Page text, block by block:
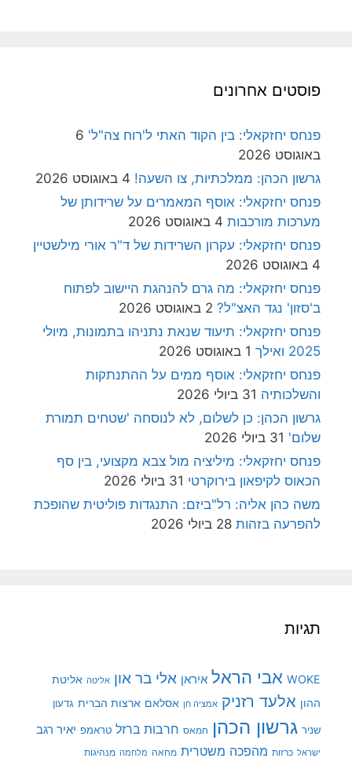
פוסטים אחרונים
פנחס יחזקאלי: בין הקוד האתי ל'רוח צה"ל' 6
באוגוסט 2026
גרשון הכהן: ממלכתיות, צו השעה! 4 באוגוסט 2026
פנחס יחזקאלי: אוסף המאמרים על שרידותן של
מערכות מורכבות 4 באוגוסט 2026
פנחס יחזקאלי: עקרון השרידות של ד"ר אורי מילשטיין
4 באוגוסט 2026
פנחס יחזקאלי: מה גרם להנהגת היישוב לפתוח
ב'סזון' נגד האצ"ל? 2 באוגוסט 2026
פנחס יחזקאלי: תיעוד שנאת נתניהו בתמונות, מיולי
2025 ואילך
1 באוגוסט 2026
פנחס יחזקאלי: אוסף ממים על ההתנתקות
והשלכותיה 31 ביולי 2026
גרשון הכהן: כן לשלום, לא לנוסחה 'שטחים תמורת
שלום' 31 ביולי 2026
פנחס יחזקאלי: מיליציה מול צבא מקצועי, בין סף
הכאוס לקיפאון בירוקרטי 31 ביולי 2026
משה כהן אליה: רל"ביזם: התנגדות פוליטית שהופכת
להפרעה בזהות 28 ביולי 2026
תגיות
WOKE אבי הראל איראן אלי בר און אליטה אליטת
ההון אלעד רזניק אמציה חן אסלאם ארצות הברית גדעון
שניר גרשון הכהן חמאס חרבות ברזל טראמפ יאיר רגב
ישראל כרזות מהפכה משטרית מחאה מלחמה מנהיגות